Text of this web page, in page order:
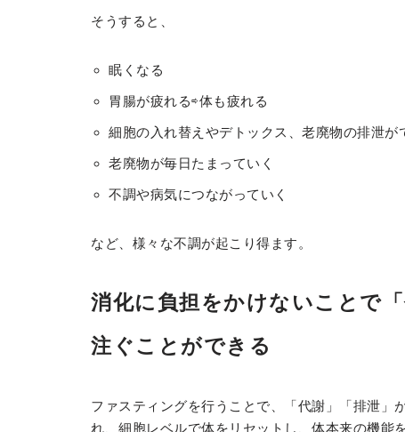
そうすると、
眠くなる
胃腸が疲れる⇨体も疲れる
細胞の入れ替えやデトックス、老廃物の排泄が
老廃物が毎日たまっていく
不調や病気につながっていく
など、様々な不調が起こり得ます。
消化に負担をかけないことで
注ぐことができる
ファスティングを行うことで、「代謝」「排泄」
れ、細胞レベルで体をリセットし、体本来の機能